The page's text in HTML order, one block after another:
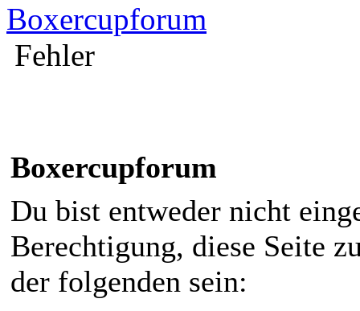
Boxercupforum
Fehler
Boxercupforum
Du bist entweder nicht
Berechtigung, diese Seite
der folgenden sein: